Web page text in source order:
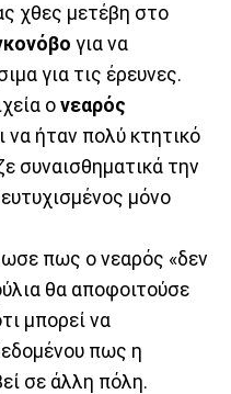
χθες μετέβη στο
για να
για τις έρευνες.
ο νεαρός
να ήταν πολύ κτητικό
συναισθηματικά την
μόνο
πως ο νεαρός «δεν
θα αποφοιτούσε
μπορεί να
πως η
σε άλλη πόλη.